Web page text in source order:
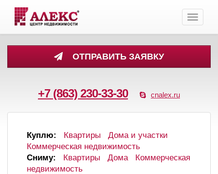
ОТПРАВИТЬ ЗАЯВКУ
+7 (863) 230-33-30 cnalex.ru
Toggle
Куплю: Квартиры
Дома и участки
Коммерческая недвижимость
Сниму:
Квартиры Дома
Коммерческая
недвижимость